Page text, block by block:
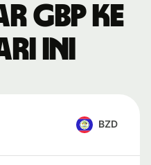
GBP ke
ini
BZD